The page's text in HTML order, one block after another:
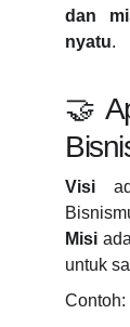
dan
nyatu.
🤝
Visi
Misi
untuk
Contoh: